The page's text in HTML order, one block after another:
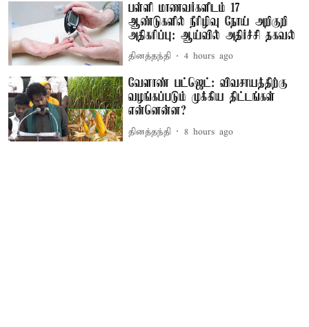
பள்ளி மாணவர்களிடம் 17
ஆண்டுகளில் நீரிழிவு நோய் அறிகுறி
அதிகரிப்பு: ஆய்வில் அதிர்ச்சி தகவல்
தினத்தந்தி 4 hours ago
வேளாண் பட்ஜெட்: விவசாயத்திற்கு
வழங்கப்படும் முக்கிய திட்டங்கள்
என்னென்ன?
தினத்தந்தி 8 hours ago